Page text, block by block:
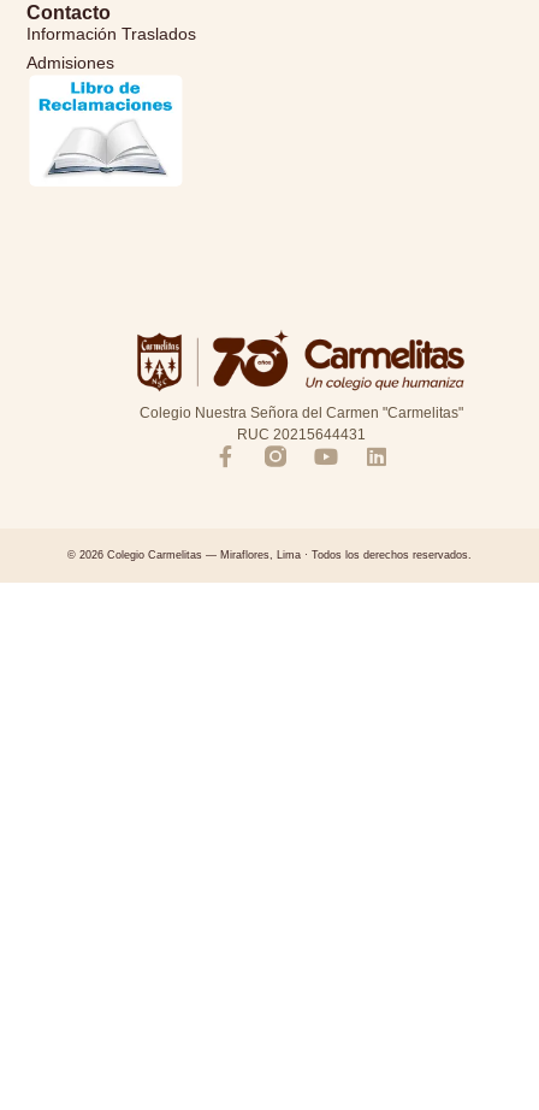
Colegio Nuestra Señora del Carmen "Carmelitas"
RUC 20215644431
Contacto
Información Traslados
Admisiones
© 2026 Colegio Carmelitas — Miraflores, Lima · Todos los derechos reservados.